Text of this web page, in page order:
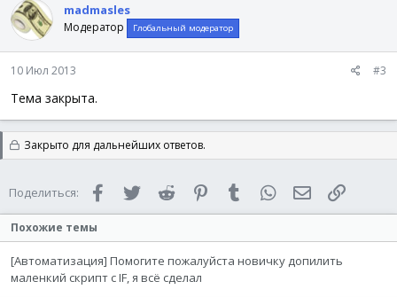
madmasles
Модератор Глобальный модератор
10 Июл 2013 #3
Тема закрыта.
Закрыто для дальнейших ответов.
Поделиться: FacebookTwitter Reddit PinterestTumblr WhatsAppЭлектронная
Похожие темы
[Автоматизация] Помогите пожалуйста новичку допилить
маленкий скрипт с IF, я всё сделал